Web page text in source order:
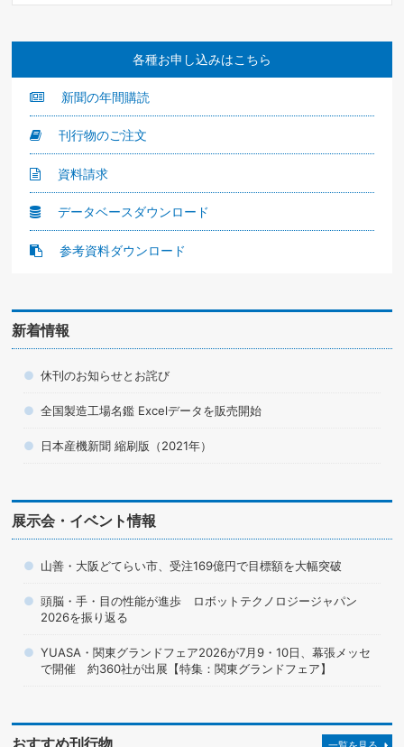
各種お申し込みはこちら
新聞の年間購読
刊行物のご注文
資料請求
データベースダウンロード
参考資料ダウンロード
新着情報
休刊のお知らせとお詫び
全国製造工場名鑑 Excelデータを販売開始
日本産機新聞 縮刷版（2021年）
展示会・イベント情報
山善・大阪どてらい市、受注169億円で目標額を大幅突破
頭脳・手・目の性能が進歩 ロボットテクノロジージャパン
2026を振り返る
YUASA・関東グランドフェア2026が7月9・10日、幕張メッセ
で開催 約360社が出展【特集：関東グランドフェア】
おすすめ刊行物